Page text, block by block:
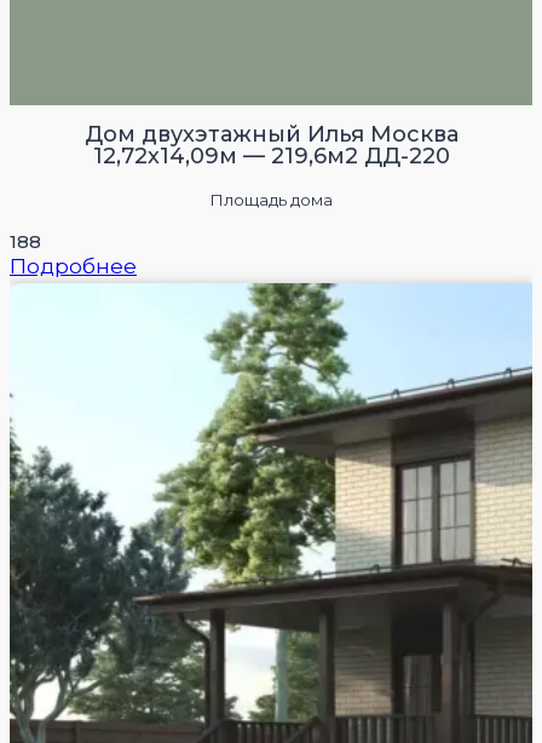
Дом двухэтажный Илья Москва
12,72х14,09м — 219,6м2 ДД-220
Площадь дома
188
Подробнее